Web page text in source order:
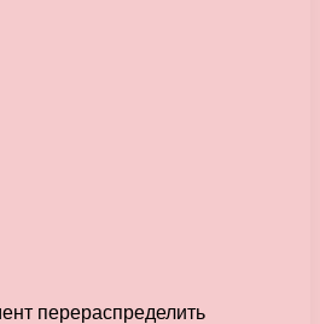
перераспределить